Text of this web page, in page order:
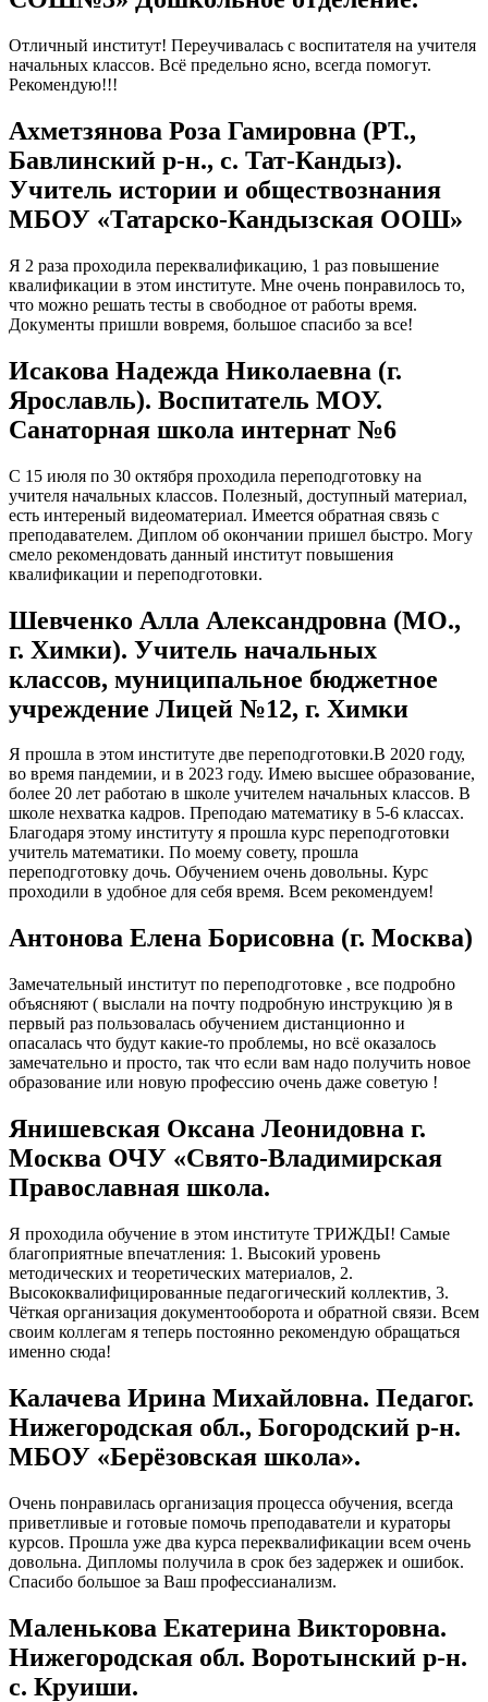
Отличный институт! Переучивалась с воспитателя на учителя
начальных классов. Всё предельно ясно, всегда помогут.
Рекомендую!!!
Ахметзянова Роза Гамировна (РТ.,
Бавлинский р-н., с. Тат-Кандыз).
Учитель истории и обществознания
МБОУ «Татарско-Кандызская ООШ»
Я 2 раза проходила переквалификацию, 1 раз повышение
квалификации в этом институте. Мне очень понравилось то,
что можно решать тесты в свободное от работы время.
Документы пришли вовремя, большое спасибо за все!
Исакова Надежда Николаевна (г.
Ярославль). Воспитатель МОУ.
Санаторная школа интернат №6
С 15 июля по 30 октября проходила переподготовку на
учителя начальных классов. Полезный, доступный материал,
есть интереный видеоматериал. Имеется обратная связь с
преподавателем. Диплом об окончании пришел быстро. Могу
смело рекомендовать данный институт повышения
квалификации и переподготовки.
Шевченко Алла Александровна (МО.,
г. Химки). Учитель начальных
классов, муниципальное бюджетное
учреждение Лицей №12, г. Химки
Я прошла в этом институте две переподготовки.В 2020 году,
во время пандемии, и в 2023 году. Имею высшее образование,
более 20 лет работаю в школе учителем начальных классов. В
школе нехватка кадров. Преподаю математику в 5-6 классах.
Благодаря этому институту я прошла курс переподготовки
учитель математики. По моему совету, прошла
переподготовку дочь. Обучением очень довольны. Курс
проходили в удобное для себя время. Всем рекомендуем!
Антонова Елена Борисовна (г. Москва)
Замечательный институт по переподготовке , все подробно
объясняют ( выслали на почту подробную инструкцию )я в
первый раз пользовалась обучением дистанционно и
опасалась что будут какие-то проблемы, но всё оказалось
замечательно и просто, так что если вам надо получить новое
образование или новую профессию очень даже советую !
Янишевская Оксана Леонидовна г.
Москва ОЧУ «Свято-Владимирская
Православная школа.
Я проходила обучение в этом институте ТРИЖДЫ! Самые
благоприятные впечатления: 1. Высокий уровень
методических и теоретических материалов, 2.
Высококвалифицированные педагогический коллектив, 3.
Чёткая организация документооборота и обратной связи. Всем
своим коллегам я теперь постоянно рекомендую обращаться
именно сюда!
Калачева Ирина Михайловна. Педагог.
Нижегородская обл., Богородский р-н.
МБОУ «Берёзовская школа».
Очень понравилась организация процесса обучения, всегда
приветливые и готовые помочь преподаватели и кураторы
курсов. Прошла уже два курса переквалификации всем очень
довольна. Дипломы получила в срок без задержек и ошибок.
Спасибо большое за Ваш профессианализм.
Маленькова Екатерина Викторовна.
Нижегородская обл. Воротынский р-н.
с. Круиши.